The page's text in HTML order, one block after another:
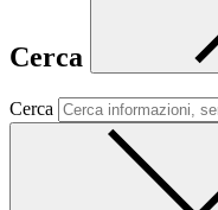
Cerca
Cerca